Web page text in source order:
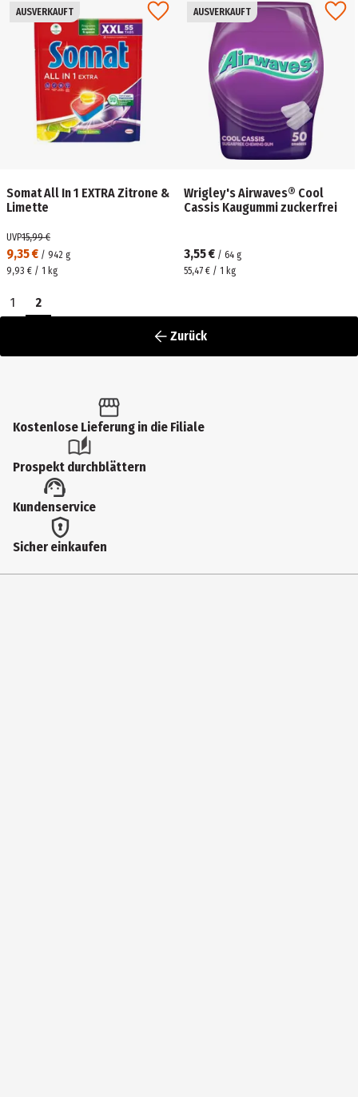
AUSVERKAUFT
Somat All In 1 EXTRA Zitrone &
Limette
9,35 € / 942 g
UVP15,99 €
9,93 € / 1 kg
AUSVERKAUFT
Wrigley's Airwaves® Cool
Cassis Kaugummi zuckerfrei
3,55 € / 64 g
55,47 € / 1 kg
1 2
Zurück
Kostenlose Lieferung in die Filiale
Prospekt durchblättern
Kundenservice
Sicher einkaufen